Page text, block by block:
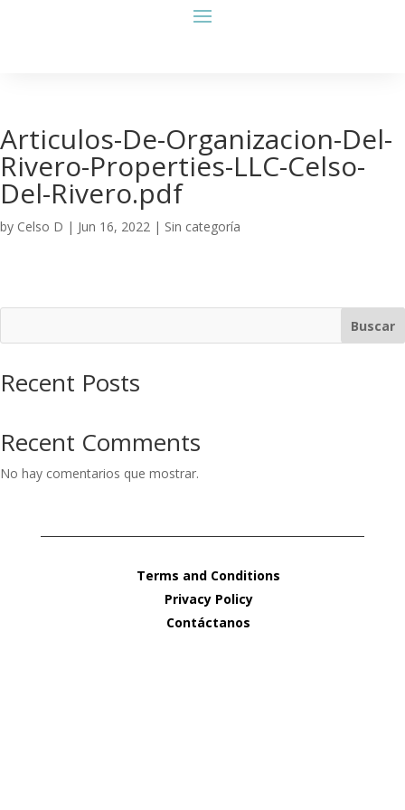
Articulos-De-Organizacion-Del-
Rivero-Properties-LLC-Celso-
Del-Rivero.pdf
by Celso D | Jun 16, 2022 | Sin categoría
Buscar
Recent Posts
Recent Comments
No hay comentarios que mostrar.
Terms and Conditions
Privacy Policy
Contáctanos